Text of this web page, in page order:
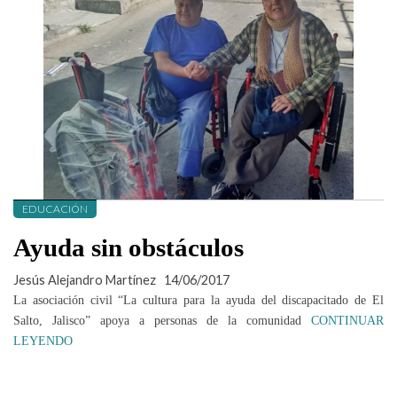
EDUCACIÓN
Ayuda sin obstáculos
Jesús Alejandro Martínez 14/06/2017
La asociación civil “La cultura para la ayuda del discapacitado de El
Salto, Jalisco” apoya a personas de la comunidad CONTINUAR
LEYENDO